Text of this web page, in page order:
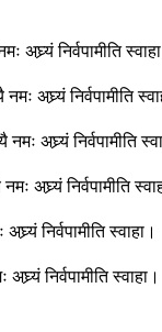
अघ्र्यं निर्वपामीति
अघ्र्यं निर्वपामीति
अघ्र्यं निर्वपामीति
अघ्र्यं निर्वपामीति
निर्वपामीति स्वाहा।
निर्वपामीति स्वाहा।